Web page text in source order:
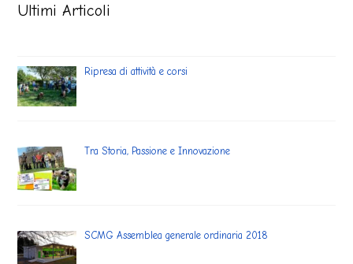
Ultimi Articoli
Ripresa di attività e corsi
Tra Storia, Passione e Innovazione
SCMG Assemblea generale ordinaria 2018